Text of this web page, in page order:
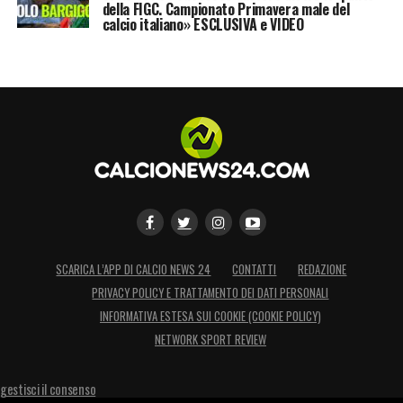
di calciomercato estiva e poter proseguire il
momento resta anonima, desiderosi di
entrare nel calcio italiano dopo aver avuto a
LA PLAYLIST DELLE NOSTRE TOP NEWS
della FIGC. Campionato Primavera male del
calcio italiano» ESCLUSIVA e VIDEO
SCARICA L’APP DI CALCIO NEWS 24 CONTATTI
REDAZIONE
PRIVACY POLICY E TRATTAMENTO DEI DATI PERSONALI
INFORMATIVA ESTESA SUI COOKIE (COOKIE POLICY)
NETWORK SPORT REVIEW
gestisci il consenso